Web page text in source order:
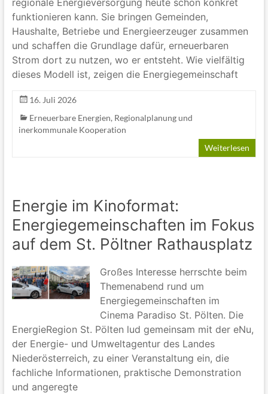
regionale Energieversorgung heute schon konkret
funktionieren kann. Sie bringen Gemeinden,
Haushalte, Betriebe und Energieerzeuger zusammen
und schaffen die Grundlage dafür, erneuerbaren
Strom dort zu nutzen, wo er entsteht. Wie vielfältig
dieses Modell ist, zeigen die Energiegemeinschaft
16. Juli 2026
Erneuerbare Energien, Regionalplanung und
inerkommunale Kooperation
Weiterlesen
Energie im Kinoformat:
Energiegemeinschaften im Fokus
auf dem St. Pöltner Rathausplatz
Großes Interesse herrschte beim
Themenabend rund um
Energiegemeinschaften im
Cinema Paradiso St. Pölten. Die
EnergieRegion St. Pölten lud gemeinsam mit der eNu,
der Energie- und Umweltagentur des Landes
Niederösterreich, zu einer Veranstaltung ein, die
fachliche Informationen, praktische Demonstration
und angeregte